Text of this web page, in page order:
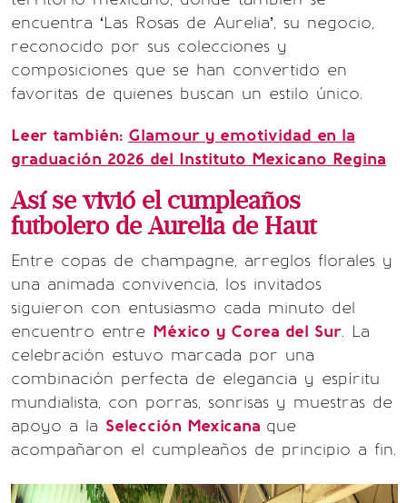
encuentra ‘Las Rosas de Aurelia’, su negocio,
reconocido por sus colecciones y
composiciones que se han convertido en
favoritas de quienes buscan un estilo único.
Leer también: Glamour y emotividad en la
graduación 2026 del Instituto Mexicano Regina
Así se vivió el cumpleaños
futbolero de Aurelia de Haut
Entre copas de champagne, arreglos florales y
una animada convivencia, los invitados
siguieron con entusiasmo cada minuto del
encuentro entre México y Corea del Sur. La
celebración estuvo marcada por una
combinación perfecta de elegancia y espíritu
mundialista, con porras, sonrisas y muestras de
apoyo a la Selección Mexicana que
acompañaron el cumpleaños de principio a fin.